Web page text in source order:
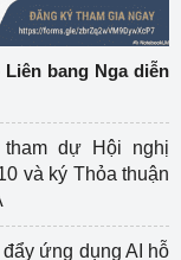
bang Nga diễn
dự Hội nghị
và ký Thỏa thuận
ứng dụng AI hỗ